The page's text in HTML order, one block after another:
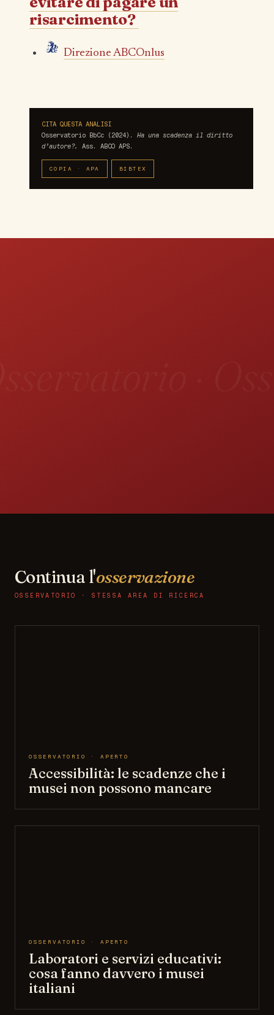
risarcimento?
Direzione ABCOnlus
CITA QUESTA ANALISI
Osservatorio BbCc (2024). Ha una scadenza il diritto
d’autore?.
Ass. ABCO APS.
COPIA · APA BIBTEX
Continua l'osservazione
OSSERVATORIO · STESSA AREA DI RICERCA
OSSERVATORIO · APERTO
Accessibilità: le scadenze che i
musei non possono mancare
OSSERVATORIO · APERTO
Laboratori e servizi educativi:
cosa fanno davvero i musei
italiani